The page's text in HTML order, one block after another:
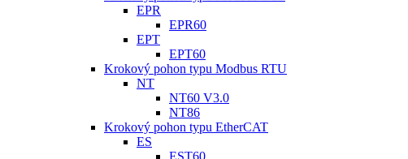
EPR
EPR60
EPT
EPT60
Krokový pohon typu Modbus RTU
NT
NT60 V3.0
NT86
Krokový pohon typu EtherCAT
ES
EST60